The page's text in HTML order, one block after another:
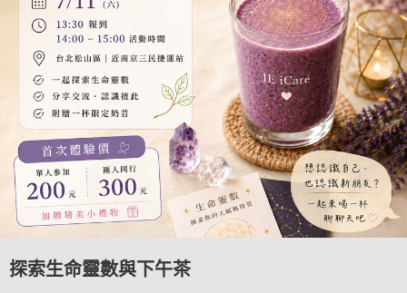
探索生命靈數與下午茶